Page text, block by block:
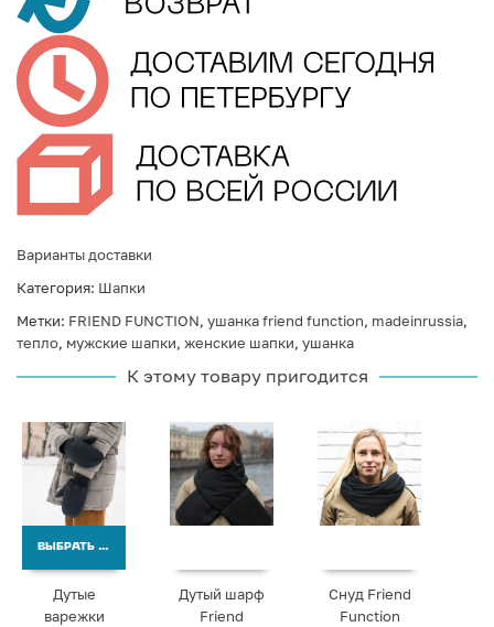
Варианты доставки
Категория: Шапки
Метки: FRIEND FUNCTION, ушанка friend function, madeinrussia,
тепло, мужские шапки, женские шапки, ушанка
К этому товару пригодится
ВЫБРАТЬ ВАРИАНТЫ
Дутые
варежки
Дутый шарф
Friend
Снуд Friend
Function